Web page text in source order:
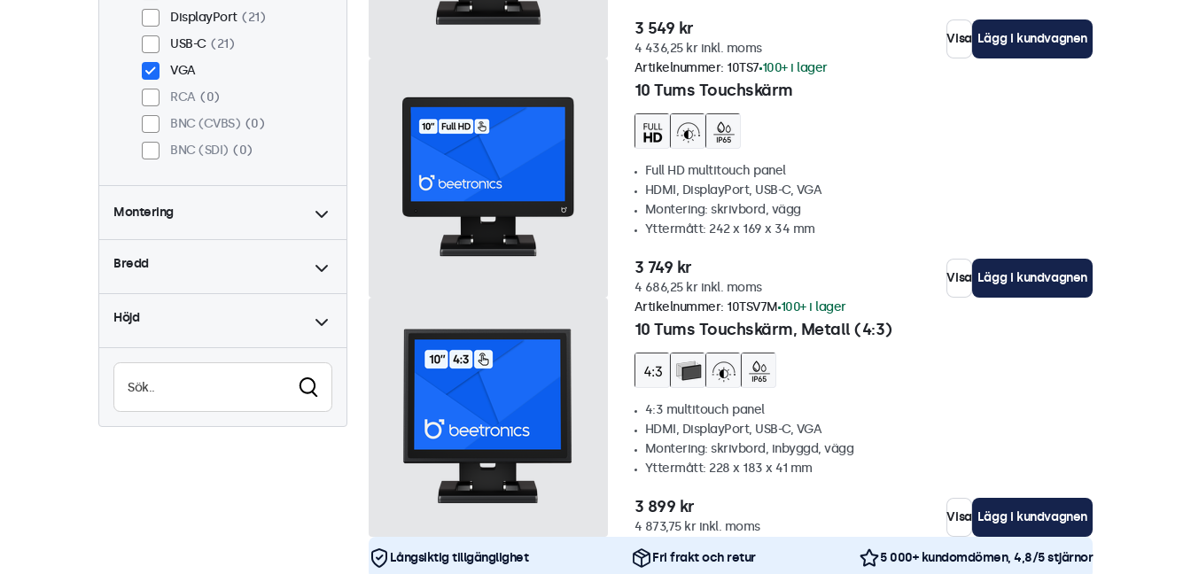
DisplayPort
21
USB-C
21
VGA
RCA
0
BNC (CVBS)
0
BNC (SDI)
0
Montering
Skrivbord
21
Inbyggd
17
VESA 75 x 75
14
Bredd
Höjd
3 549 kr
4 436,25 kr inkl. moms
Visa Lägg i kundvagnen
10 Tums Touchskärm
Artikelnummer: 10TS7 100+ i lager
Full HD multitouch panel
HDMI, DisplayPort, USB-C, VGA
Montering: skrivbord, vägg
Yttermått: 242 x 169 x 34 mm
3 749 kr
4 686,25 kr inkl. moms
Visa Lägg i kundvagnen
10 Tums Touchskärm, Metall (4:3)
Artikelnummer: 10TSV7M 100+ i lager
4:3 multitouch panel
HDMI, DisplayPort, USB-C, VGA
Montering: skrivbord, inbyggd, vägg
Yttermått: 228 x 183 x 41 mm
3 899 kr
4 873,75 kr inkl. moms
Visa Lägg i kundvagnen
Långsiktig tillgänglighet Fri frakt och retur 5 000+ kundomdömen, 4,8/5 stjärnor